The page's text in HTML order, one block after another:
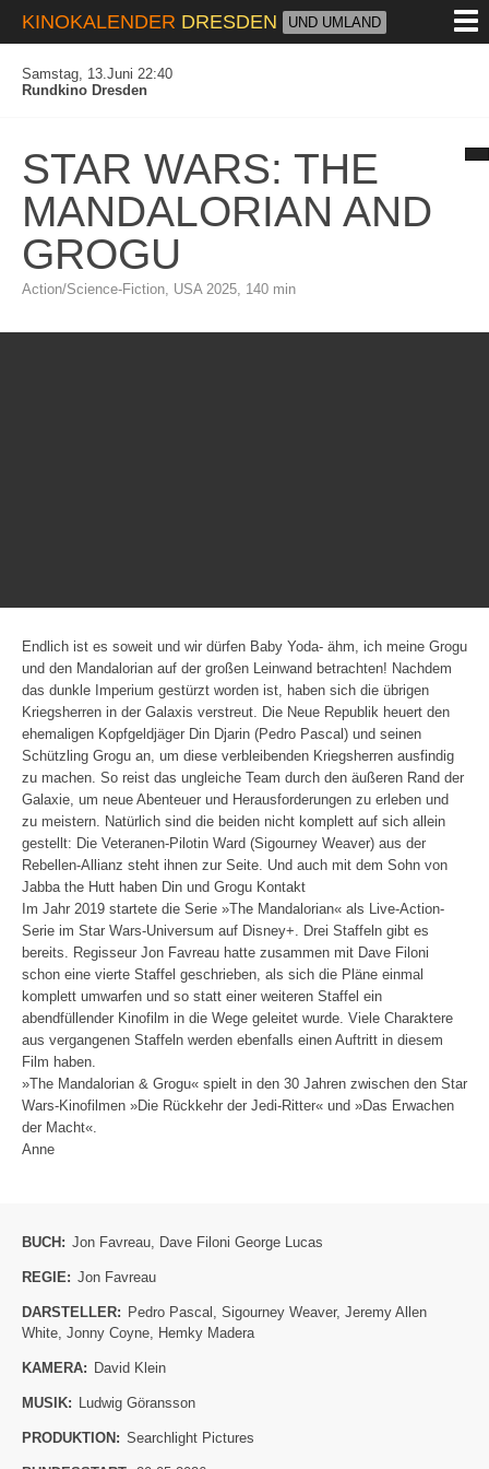
KINOKALENDER DRESDEN UND UMLAND
Samstag, 13.Juni 22:40
Rundkino Dresden
STAR WARS: THE
MANDALORIAN AND
GROGU
Action/Science-Fiction, USA 2025, 140 min
Endlich ist es soweit und wir dürfen Baby Yoda- ähm, ich meine Grogu
und den Mandalorian auf der großen Leinwand betrachten! Nachdem
das dunkle Imperium gestürzt worden ist, haben sich die übrigen
Kriegsherren in der Galaxis verstreut. Die Neue Republik heuert den
ehemaligen Kopfgeldjäger Din Djarin (Pedro Pascal) und seinen
Schützling Grogu an, um diese verbleibenden Kriegsherren ausfindig
zu machen. So reist das ungleiche Team durch den äußeren Rand der
Galaxie, um neue Abenteuer und Herausforderungen zu erleben und
zu meistern. Natürlich sind die beiden nicht komplett auf sich allein
gestellt: Die Veteranen-Pilotin Ward (Sigourney Weaver) aus der
Rebellen-Allianz steht ihnen zur Seite. Und auch mit dem Sohn von
Jabba the Hutt haben Din und Grogu Kontakt
Im Jahr 2019 startete die Serie »The Mandalorian« als Live-Action-
Serie im Star Wars-Universum auf Disney+. Drei Staffeln gibt es
bereits. Regisseur Jon Favreau hatte zusammen mit Dave Filoni
schon eine vierte Staffel geschrieben, als sich die Pläne einmal
komplett umwarfen und so statt einer weiteren Staffel ein
abendfüllender Kinofilm in die Wege geleitet wurde. Viele Charaktere
aus vergangenen Staffeln werden ebenfalls einen Auftritt in diesem
Film haben.
»The Mandalorian & Grogu« spielt in den 30 Jahren zwischen den Star
Wars-Kinofilmen »Die Rückkehr der Jedi-Ritter« und »Das Erwachen
der Macht«.
Anne
BUCH: Jon Favreau Dave Filoni George Lucas
REGIE: Jon Favreau
DARSTELLER: Pedro Pascal Sigourney Weaver, Jeremy Allen
White Jonny Coyne Hemky Madera
KAMERA: David Klein
MUSIK: Ludwig Göransson
PRODUKTION: Searchlight Pictures